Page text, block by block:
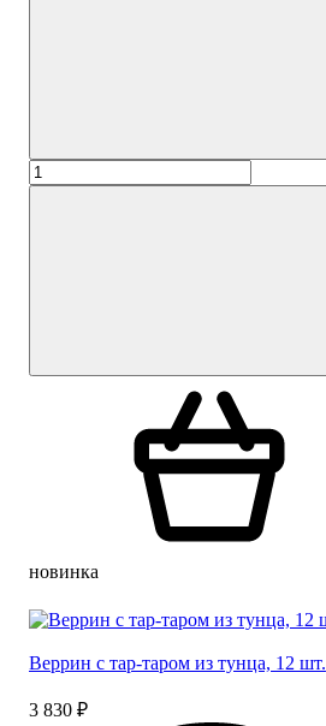
новинка
Веррин с тар-таром из тунца, 12 шт.
3 830 ₽